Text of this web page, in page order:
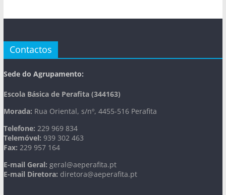
Contactos
Sede do Agrupamento:
Escola Básica de Perafita (344163)
Morada: Rua Oriental, s/nº, 4455-516 Perafita
Telefone: 229 969 834
Telemóvel: 939 302 463
Fax: 229 957 164
E-mail Geral: geral@aeperafita.pt
E-mail Diretora: diretora@aeperafita.pt